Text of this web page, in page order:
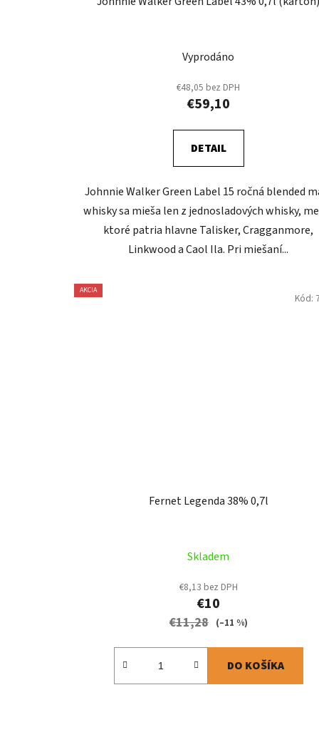
Vyprodáno
€48,05 bez DPH
€59,10
DETAIL
Johnnie Walker Green Label 15 ročná blended
whisky sa mieša len z jednosladových whisky,
ktoré patria hlavne Talisker, Cragganmore,
Linkwood a Caol Ila. Pri miešaní...
AKCIA
Fernet Legenda 38% 0,7l
Skladem
€8,13 bez DPH
€10
€11,28 (–11 %)
DO KOŠÍKA
Kód: